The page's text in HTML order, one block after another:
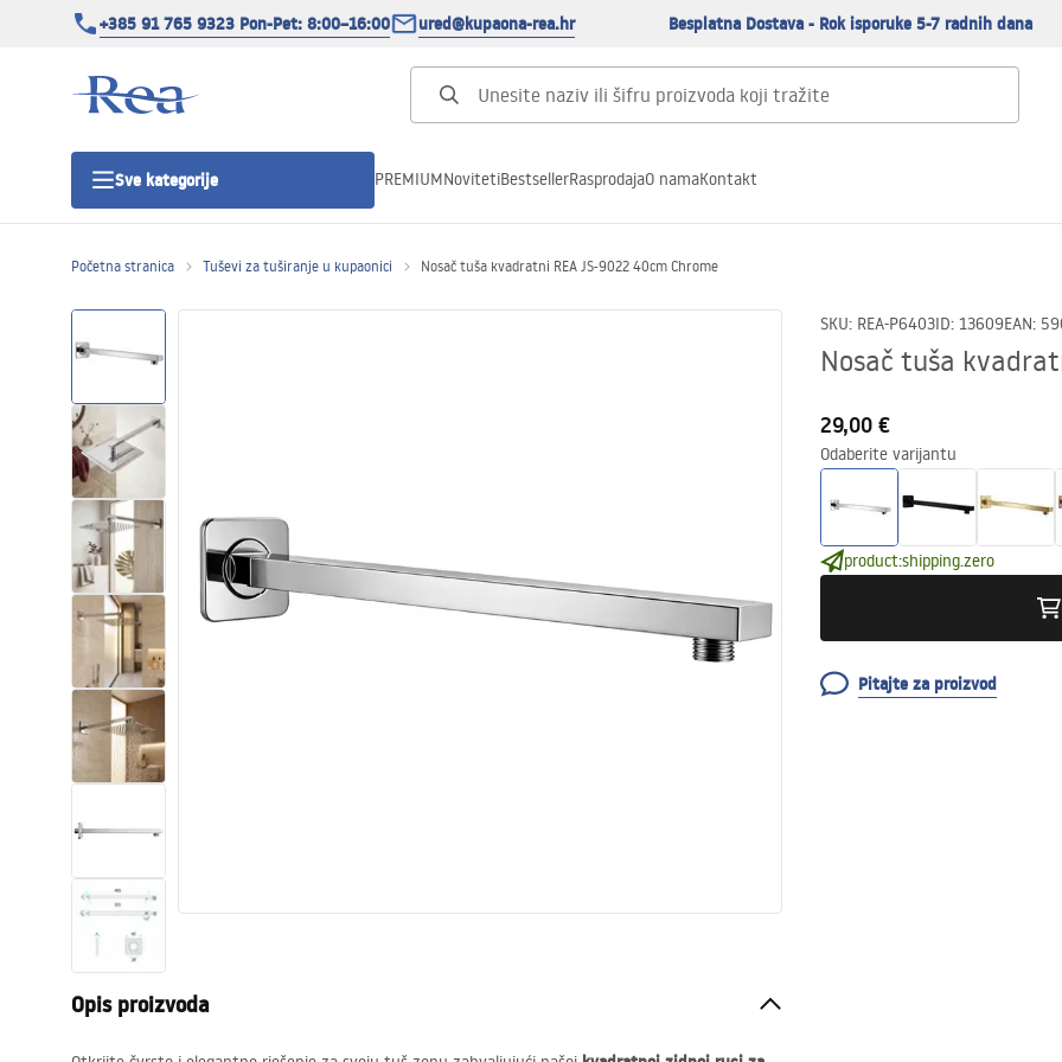
+385 91 765 9323 Pon-Pet: 8:00–16:00 ured@kupaona-rea.hr Besplatna Dostava - Rok isporuke 5-7 radnih dana
Sve kategorije
Tuš vrata
Tuš kade
Tuš Kanalice
WC školjke
Umivaonici
Kade i paravani
Miješalice, pipe, slavine
Tuševi
Kuhinja
PREMIUMNovitetiBestsellerRasprodajaO namaKontakt
Početna stranica Tuševi za tuširanje u kupaonici Nosač tuša kvadratni REA JS-9022 40cm Chrome
SKU: REA-P6403ID: 13609EAN:
Nosač tuša
29,00 €
Odaberite varijantu
product:shipping.zero
Pitajte za proizvod
Opis proizvoda